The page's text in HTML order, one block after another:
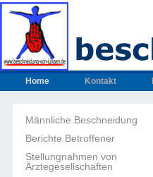
Home Kontakt
Männliche Beschneidung
Berichte Betroffener
Stellungnahmen von
Ärztegesellschaften